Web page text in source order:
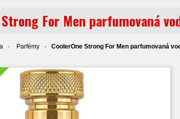
For Men parfumovaná
Parfémy CoolerOne Strong For Men parfumovaná